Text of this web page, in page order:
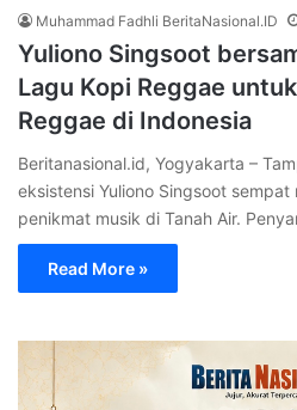
Muhammad Fadhli BeritaNasional.ID
Yuliono Singsoot
Lagu Kopi Reggae
Reggae di Indonesia
Beritanasional.id, Yogyakarta –
eksistensi Yuliono Singsoot
penikmat musik di Tanah Air.
Read More »